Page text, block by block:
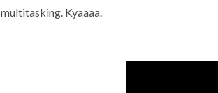
multitasking. Kyaaaa.